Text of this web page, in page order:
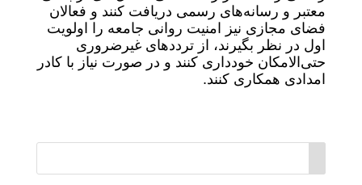
معتبر و رسانه‌های رسمی دریافت کنند و فعالان
فضای مجازی نیز امنیت روانی جامعه را اولویت
اول در نظر بگیرند، از ترددهای غیرضروری
حتی‌الامکان خودداری کنند و در صورت نیاز با کادر
امدادی همکاری کنند.